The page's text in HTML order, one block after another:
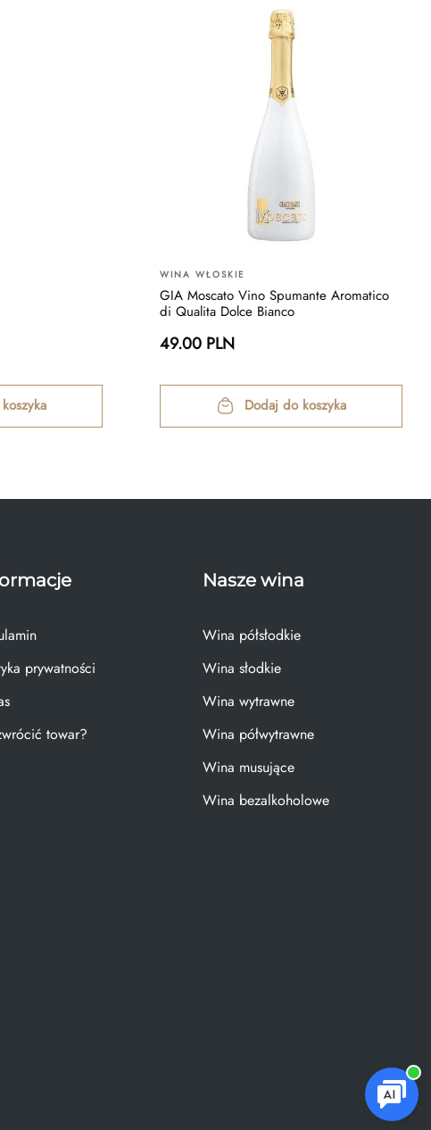
WINA WŁOSKIE
GIA Moscato Vino Spumante Aromatico
di Qualita Dolce Bianco
49.00 PLN
Dodaj do koszyka
prywatności
towar?
Nasze wina
Wina półsłodkie
Wina słodkie
Wina wytrawne
Wina półwytrawne
Wina musujące
Wina bezalkoholowe